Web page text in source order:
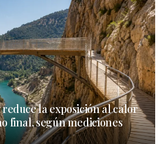
la exposición al calor
final, según mediciones